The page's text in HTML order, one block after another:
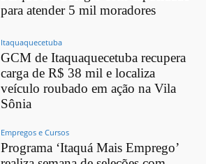
para atender 5 mil moradores
Itaquaquecetuba
GCM de Itaquaquecetuba recupera
carga de R$ 38 mil e localiza
veículo roubado em ação na Vila
Sônia
Empregos e Cursos
Programa ‘Itaquá Mais Emprego’